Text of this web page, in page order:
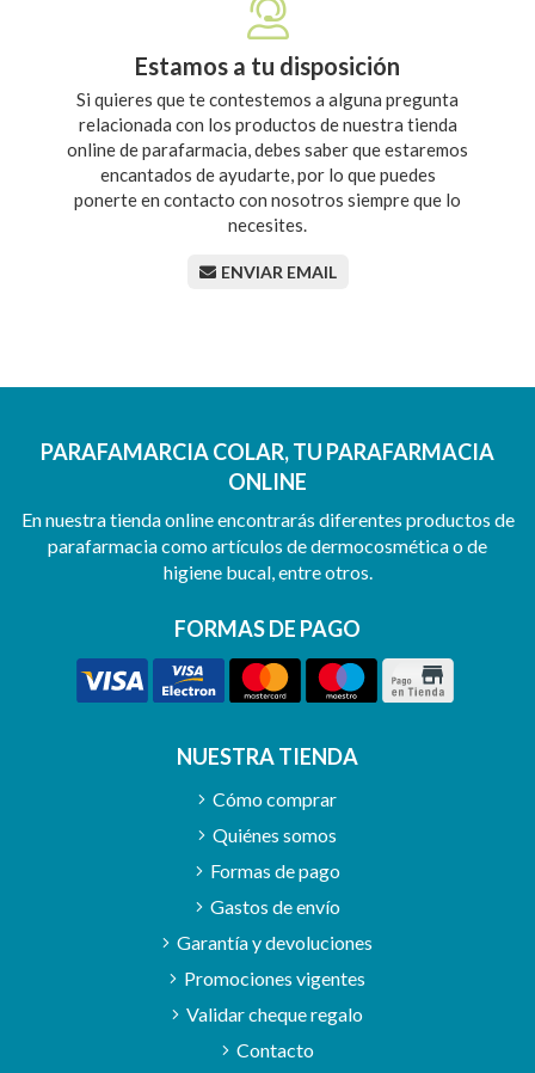
Estamos a tu disposición
Si quieres que te contestemos a alguna pregunta
relacionada con los productos de nuestra tienda
online de parafarmacia, debes saber que estaremos
encantados de ayudarte, por lo que puedes
ponerte en contacto con nosotros siempre que lo
necesites.
ENVIAR EMAIL
PARAFAMARCIA COLAR, TU PARAFARMACIA
ONLINE
En nuestra tienda online encontrarás diferentes productos de
parafarmacia como artículos de dermocosmética o de
higiene bucal, entre otros.
FORMAS DE PAGO
NUESTRA TIENDA
Cómo comprar
Quiénes somos
Formas de pago
Gastos de envío
Garantía y devoluciones
Promociones vigentes
Validar cheque regalo
Contacto